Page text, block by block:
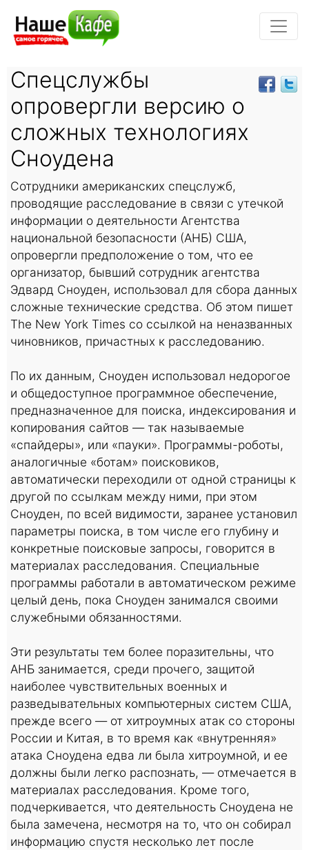
Спецслужбы
опровергли версию о
сложных технологиях
Сноудена
Сотрудники американских спецслужб,
проводящие расследование в связи с утечкой
информации о деятельности Агентства
национальной безопасности (АНБ) США,
опровергли предположение о том, что ее
организатор, бывший сотрудник агентства
Эдвард Сноуден, использовал для сбора данных
сложные технические средства. Об этом пишет
The New York Times со ссылкой на неназванных
чиновников, причастных к расследованию.
По их данным, Сноуден использовал недорогое
и общедоступное программное обеспечение,
предназначенное для поиска, индексирования и
копирования сайтов — так называемые
«спайдеры», или «пауки». Программы-роботы,
аналогичные «ботам» поисковиков,
автоматически переходили от одной страницы к
другой по ссылкам между ними, при этом
Сноуден, по всей видимости, заранее установил
параметры поиска, в том числе его глубину и
конкретные поисковые запросы, говорится в
материалах расследования. Специальные
программы работали в автоматическом режиме
целый день, пока Сноуден занимался своими
служебными обязанностями.
Эти результаты тем более поразительны, что
АНБ занимается, среди прочего, защитой
наиболее чувствительных военных и
разведывательных компьютерных систем США,
прежде всего — от хитроумных атак со стороны
России и Китая, в то время как «внутренняя»
атака Сноудена едва ли была хитроумной, и ее
должны были легко распознать, — отмечается в
материалах расследования. Кроме того,
подчеркивается, что деятельность Сноудена не
была замечена, несмотря на то, что он собирал
информацию спустя несколько лет после